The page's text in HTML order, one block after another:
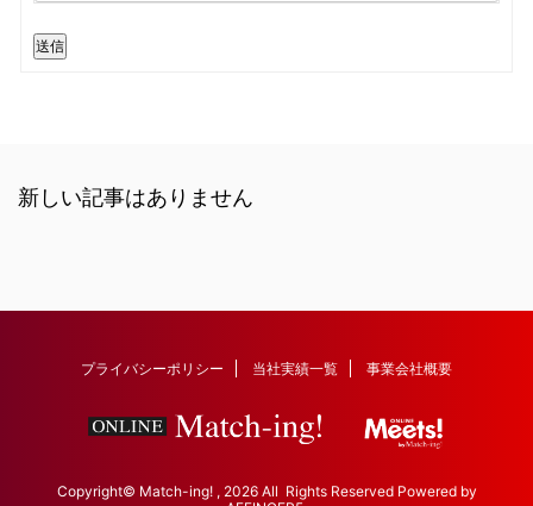
送信
新しい記事はありません
プライバシーポリシー 当社実績一覧 事業会社概要
Copyright© Match-ing! , 2026 All Rights Reserved Powered by